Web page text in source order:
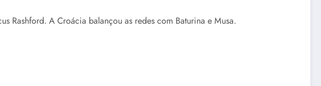
Rashford. A Croácia balançou as redes com Baturina e Musa.